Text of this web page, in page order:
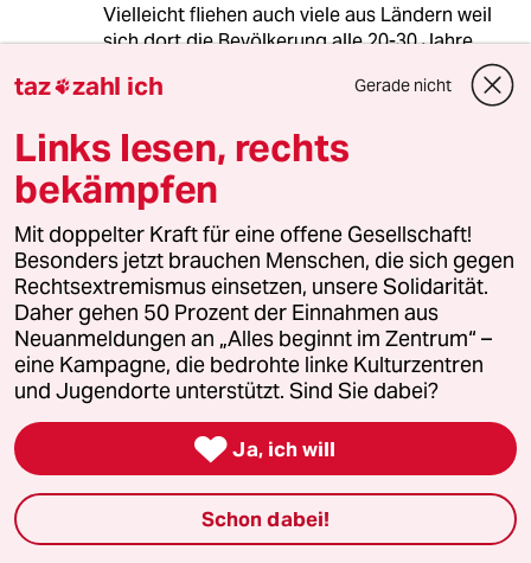
Vielleicht fliehen auch viele aus Ländern weil
sich dort die Bevölkerung alle 20-30 Jahre
verdoppelt. So schnell kann eine Wirtschaft
gar nicht hinterherwachsen, um gleichzeitig
lions
27.09.2015,10:08 Uhr
@Tim Leuther:
Armut und Bevölkerungsexplosion
stehen in kausalem Zusammenhang.
Bei uns löst Wohlstand die
umgekehrte Richtung aus. Wenn wir
dort, ganz und gar nicht selbstlos,
entgegen zu steuern, wird es einen
gewaltigen natürlichen Ausgleich
zwischen den Welten geben, die wir
jetzt schon in
taz zahl ich Gerade nicht
Links lesen, rechts
bekämpfen
Mit doppelter Kraft für eine offene Gesellschaft!
Besonders jetzt brauchen Menschen, die sich gegen
Rechtsextremismus einsetzen, unsere Solidarität.
Daher gehen 50 Prozent der Einnahmen aus
Neuanmeldungen an „Alles beginnt im Zentrum“ –
eine Kampagne, die bedrohte linke Kulturzentren
und Jugendorte unterstützt. Sind Sie dabei?
 Ja, ich will
Schon dabei!